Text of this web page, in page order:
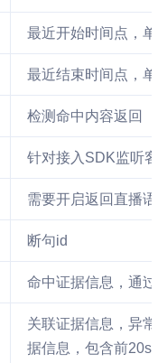
最近开始时间点，单
最近结束时间点，单
检测命中内容返回
针对接入SDK监听客
需要开启返回直播语
断句id
命中证据信息，通过
关联证据信息，异常
据信息，包含前20s